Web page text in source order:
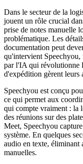
Dans le secteur de la
jouent un rôle crucial
prise de notes manuelle
problématique. Les
documentation peut
qu'intervient
par l'IA qui révolutionne
d'expédition gèrent leurs
Speechyou est conçu
ce qui permet aux
qui compte vraiment : la
des réunions sur des
Meet, Speechyou
système. En quelques
audio en texte, éliminant
manuelles.